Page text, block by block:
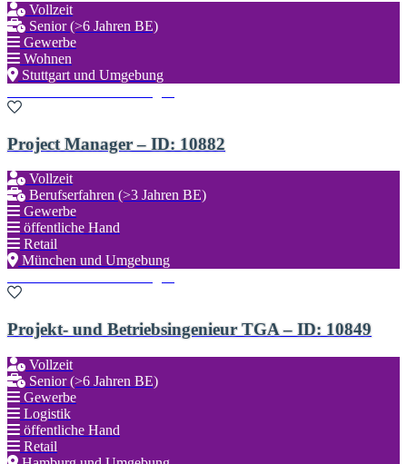
Vollzeit
Senior (>6 Jahren BE)
Gewerbe
Wohnen
Stuttgart und Umgebung
Project Manager – ID: 10882
Vollzeit
Berufserfahren (>3 Jahren BE)
Gewerbe
öffentliche Hand
Retail
München und Umgebung
Projekt- und Betriebsingenieur TGA – ID: 10849
Vollzeit
Senior (>6 Jahren BE)
Gewerbe
Logistik
öffentliche Hand
Retail